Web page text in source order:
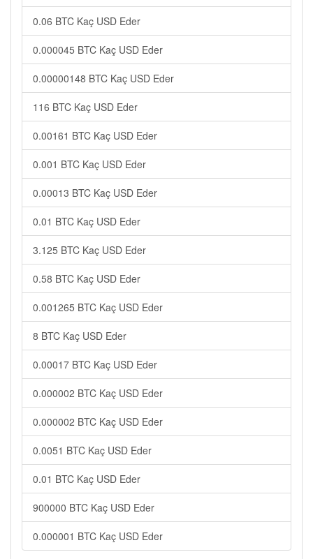
0.06 BTC Kaç USD Eder
0.000045 BTC Kaç USD Eder
0.00000148 BTC Kaç USD Eder
116 BTC Kaç USD Eder
0.00161 BTC Kaç USD Eder
0.001 BTC Kaç USD Eder
0.00013 BTC Kaç USD Eder
0.01 BTC Kaç USD Eder
3.125 BTC Kaç USD Eder
0.58 BTC Kaç USD Eder
0.001265 BTC Kaç USD Eder
8 BTC Kaç USD Eder
0.00017 BTC Kaç USD Eder
0.000002 BTC Kaç USD Eder
0.000002 BTC Kaç USD Eder
0.0051 BTC Kaç USD Eder
0.01 BTC Kaç USD Eder
900000 BTC Kaç USD Eder
0.000001 BTC Kaç USD Eder